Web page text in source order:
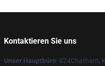
Kontaktieren Sie uns
Unser Hauptbüro: 824Chatham,